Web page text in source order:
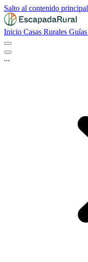
Salto al contenido principal
Inicio Casas Rurales Guías
...